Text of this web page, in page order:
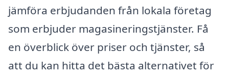
jämföra erbjudanden från lokala företag
som erbjuder magasineringstjänster. Få
en överblick över priser och tjänster, så
att du kan hitta det bästa alternativet för